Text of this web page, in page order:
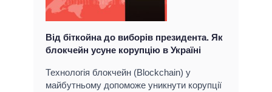
Від біткойна до виборів президента. Як
блокчейн усуне корупцію в Україні
Технологія блокчейн (Blockchain) у
майбутньому допоможе уникнути корупції